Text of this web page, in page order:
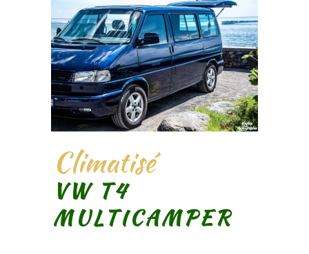
Climatisé
VW T4
MULTICAMPER